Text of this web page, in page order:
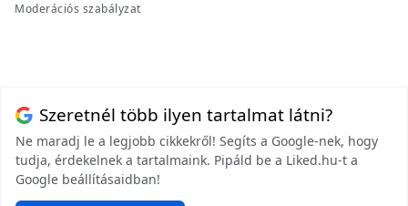
Moderációs szabályzat
Szeretnél több ilyen tartalmat látni?
Ne maradj le a legjobb cikkekről! Segíts a Google-nek, hogy
tudja, érdekelnek a tartalmaink. Pipáld be a Liked.hu-t a
Google beállításaidban!